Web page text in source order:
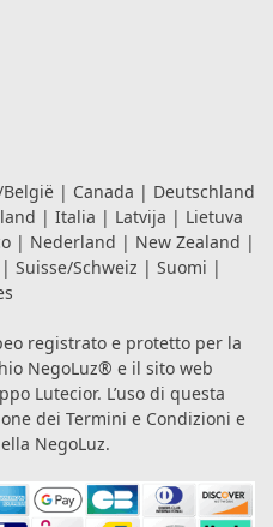
| Canada | Deutschland
| Italia | Latvija | Lietuva
| Nederland | New Zealand |
| Suisse/Schweiz | Suomi |
registrato e protetto per la
NegoLuz® e il sito web
Lutecior. L’uso di questa
dei Termini e Condizioni e
NegoLuz.